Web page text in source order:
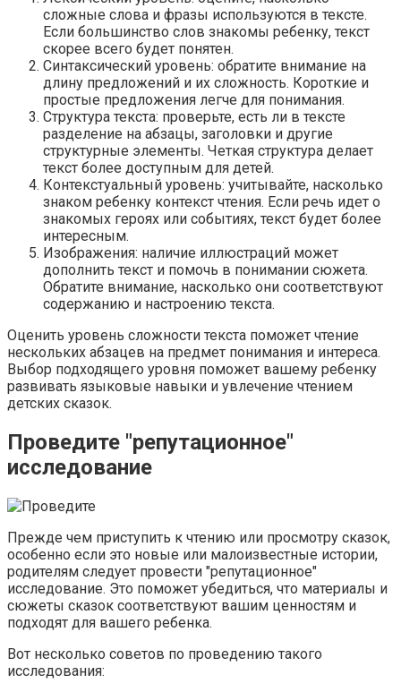
сложные слова и фразы используются в тексте.
Если большинство слов знакомы ребенку, текст
скорее всего будет понятен.
Синтаксический уровень: обратите внимание на
длину предложений и их сложность. Короткие и
простые предложения легче для понимания.
Структура текста: проверьте, есть ли в тексте
разделение на абзацы, заголовки и другие
структурные элементы. Четкая структура делает
текст более доступным для детей.
Контекстуальный уровень: учитывайте, насколько
знаком ребенку контекст чтения. Если речь идет о
знакомых героях или событиях, текст будет более
интересным.
Изображения: наличие иллюстраций может
дополнить текст и помочь в понимании сюжета.
Обратите внимание, насколько они соответствуют
содержанию и настроению текста.
Оценить уровень сложности текста поможет чтение
нескольких абзацев на предмет понимания и интереса.
Выбор подходящего уровня поможет вашему ребенку
развивать языковые навыки и увлечение чтением
детских сказок.
Проведите "репутационное"
исследование
Прежде чем приступить к чтению или просмотру сказок,
особенно если это новые или малоизвестные истории,
родителям следует провести "репутационное"
исследование. Это поможет убедиться, что материалы и
сюжеты сказок соответствуют вашим ценностям и
подходят для вашего ребенка.
Вот несколько советов по проведению такого
исследования: